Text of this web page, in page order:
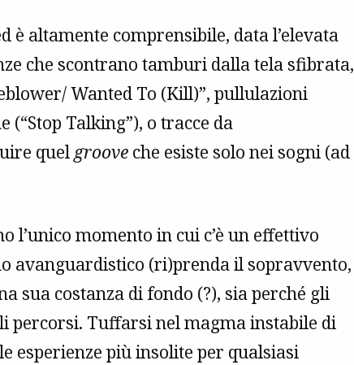
altamente comprensibile, data l’elevata
che scontrano tamburi dalla tela sfibrata,
Wanted To (Kill)”, pullulazioni
Talking”), o tracce da
quelgroove che esiste solo nei sogni (ad
l’unico momento in cui c’è un effettivo
avanguardistico (ri)prenda il sopravvento,
sua costanza di fondo (?), sia perché gli
percorsi. Tuffarsi nel magma instabile di
esperienze più insolite per qualsiasi